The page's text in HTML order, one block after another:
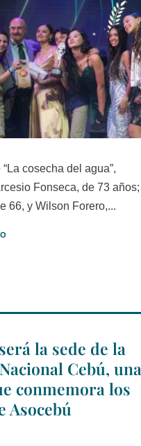
cosecha del agua”,
Fonseca, de 73 años;
66, y Wilson Forero,...
la sede de la
Cebú, una
conmemora los
Asocebú